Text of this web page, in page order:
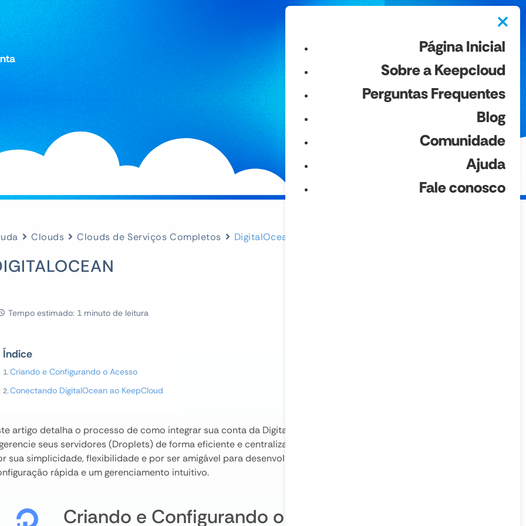
×
Página Inicial
Sobre a Keepcloud
Perguntas Frequentes
Blog
Comunidade
Ajuda
Fale conosco
Clouds Clouds de Serviços Completos DigitalOcean
Tempo estimado: 1 minuto de leitura
Índice
Criando e Configurando o Acesso
Conectando DigitalOcean ao KeepCloud
artigo detalha o processo de como integrar sua conta da DigitalOcean ao KeepCloud, permitindo que você crie
seus servidores (Droplets) de forma eficiente e centralizada. A DigitalOcean é amplamente reconhecida
sua simplicidade, flexibilidade e por ser amigável para desenvolvedores, tornando-a ideal para quem busca uma
rápida e um gerenciamento intuitivo.
Criando e Configurando o Acesso